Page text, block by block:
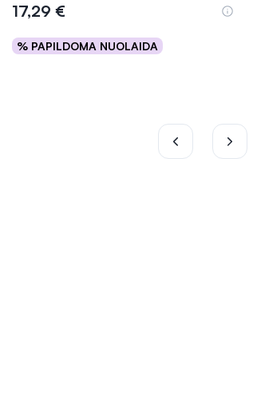
17,29 €
% PAPILDOMA NUOLAIDA
Į krepšelį